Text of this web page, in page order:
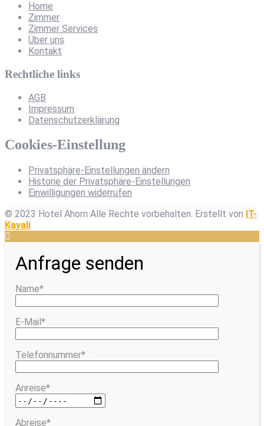
Home
Zimmer
Zimmer Services
Über uns
Kontakt
Rechtliche links
AGB
Impressum
Datenschutzerklärung
Cookies-Einstellung
Privatsphäre-Einstellungen ändern
Historie der Privatsphäre-Einstellungen
Einwilligungen widerrufen
© 2023 Hotel Ahorn Alle Rechte vorbehalten. Erstellt von IT-
Kayali
Anfrage senden
Name*
E-Mail*
Telefonnummer*
Anreise*
Abreise*